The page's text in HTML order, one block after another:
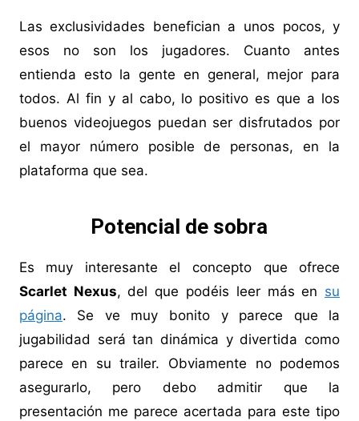
Las exclusividades benefician a unos pocos, y
esos no son los jugadores. Cuanto antes
entienda esto la gente en general, mejor para
todos. Al fin y al cabo, lo positivo es que a los
buenos videojuegos puedan ser disfrutados por
el mayor número posible de personas, en la
plataforma que sea.
Potencial de sobra
Es muy interesante el concepto que ofrece
Scarlet Nexus, del que podéis leer más en su
página. Se ve muy bonito y parece que la
jugabilidad será tan dinámica y divertida como
parece en su trailer. Obviamente no podemos
asegurarlo, pero debo admitir que la
presentación me parece acertada para este tipo